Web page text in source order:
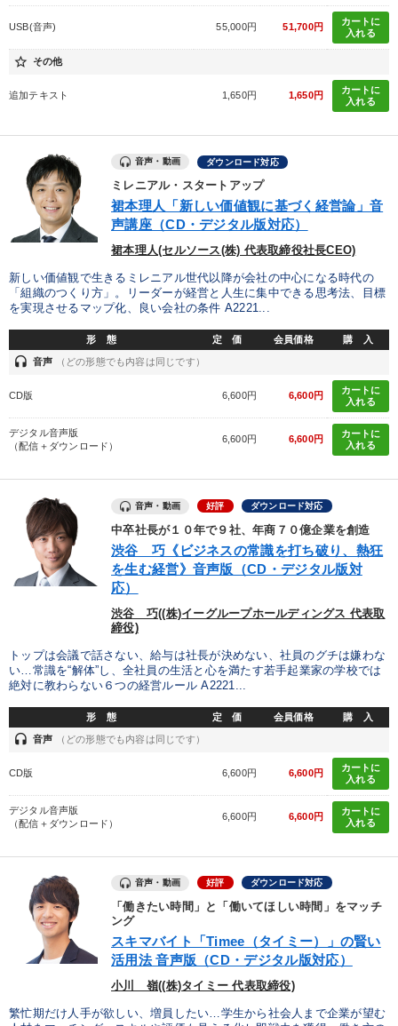
USB(音声) 55,000円 51,700円
カートに
入れる
star_border その他
追加テキスト 1,650円 1,650円
カートに
入れる
音声・動画 ダウンロード対応
ミレニアル・スタートアップ
裙本理人「新しい価値観に基づく経営論」音
声講座（CD・デジタル版対応）
裙本理人(セルソース(株) 代表取締役社長CEO)
新しい価値観で生きるミレニアル世代以降が会社の中心になる時代の
「組織のつくり方」。リーダーが経営と人生に集中できる思考法、目標
を実現させるマップ化、良い会社の条件 A2221...
形 態 定 価 会員価格 購 入
headset 音声 （どの形態でも内容は同じです）
CD版 6,600円 6,600円
カートに
入れる
デジタル音声版
（配信＋ダウンロード）
6,600円 6,600円
カートに
入れる
音声・動画 好評 ダウンロード対応
中卒社長が１０年で９社、年商７０億企業を創造
渋谷 巧《ビジネスの常識を打ち破り、熱狂
を生む経営》音声版（CD・デジタル版対
応）
渋谷 巧((株)イーグループホールディングス 代表取
締役)
トップは会議で話さない、給与は社長が決めない、社員のグチは嫌わな
い…常識を“解体”し、全社員の生活と心を満たす若手起業家の学校では
絶対に教わらない６つの経営ルール A2221...
形 態 定 価 会員価格 購 入
headset 音声 （どの形態でも内容は同じです）
CD版 6,600円 6,600円
カートに
入れる
デジタル音声版
（配信＋ダウンロード）
6,600円 6,600円
カートに
入れる
音声・動画 好評 ダウンロード対応
「働きたい時間」と「働いてほしい時間」をマッチ
ング
スキマバイト「Timee（タイミー）」の賢い
活用法 音声版（CD・デジタル版対応）
小川 嶺((株)タイミー 代表取締役)
繁忙期だけ人手が欲しい、増員したい…学生から社会人まで企業が望む